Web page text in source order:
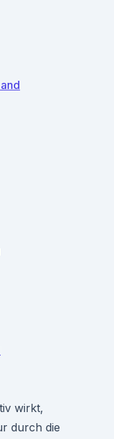
wirkt,
durch die